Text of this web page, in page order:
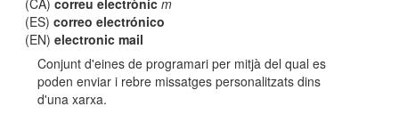
(CA)correu electrònic m
(ES)correo electrónico
(EN)electronic mail
Conjunt d'eines de programari per mitjà del qual es
poden enviar i rebre missatges personalitzats dins
d'una xarxa.